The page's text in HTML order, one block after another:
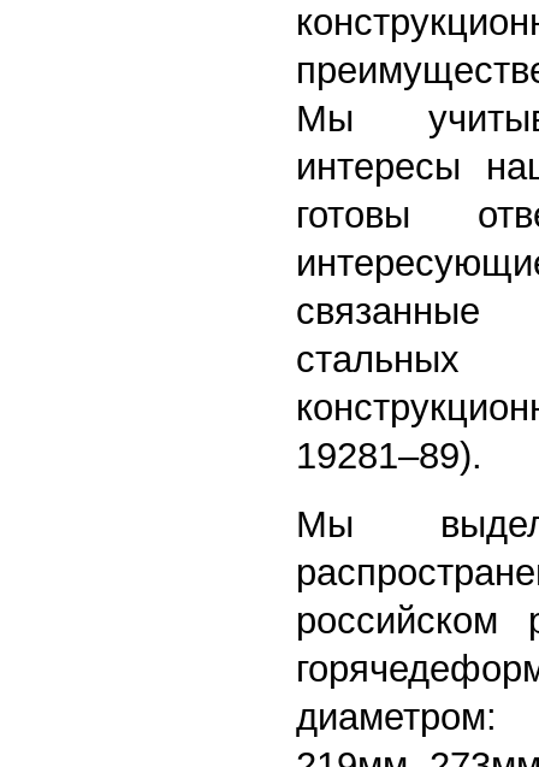
Мы
интересы
готовы
19281–89).
Мы
российском